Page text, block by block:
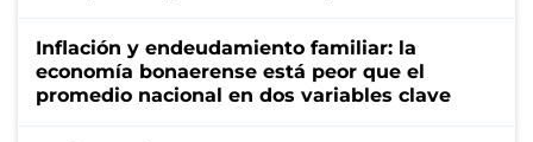
Inflación y endeudamiento familiar: la
economía bonaerense está peor que el
promedio nacional en dos variables clave